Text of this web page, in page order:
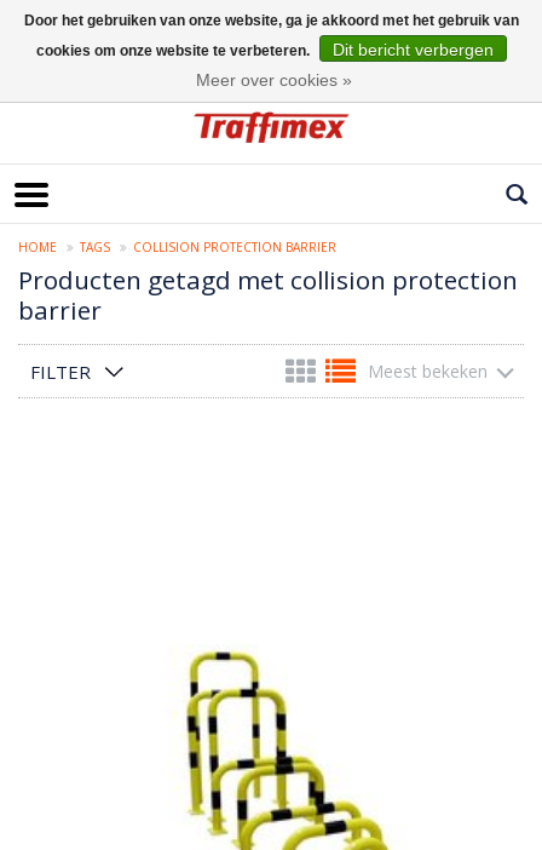
HOME TAGS COLLISION PROTECTION BARRIER
Producten getagd met collision protection
barrier
FILTER Meest bekeken
Door het gebruiken van onze website, ga je akkoord met het gebruik van
cookies om onze website te verbeteren.
Dit bericht verbergen
Meer over cookies »